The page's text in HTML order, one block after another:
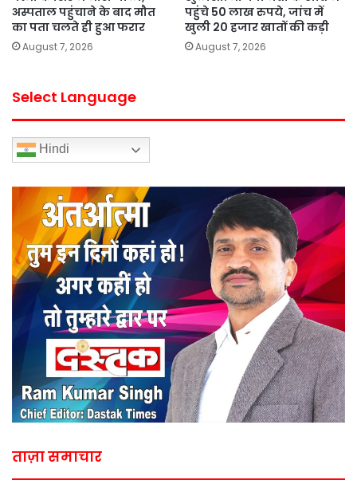
अस्पताल पहुंचाने के बाद मौत
का पता चलते ही हुआ फरार
August 7, 2026
पहुंचे 50 लाख रुपये, जांच में
खुली 20 हजार खातों की कड़ी
August 7, 2026
Select Language
Hindi
ताज़ा समाचार